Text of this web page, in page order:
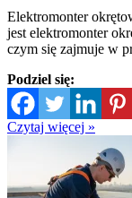
Elektromonter
jest elektromonter
czym się zajmuje w
Podziel się:
Czytaj więcej »